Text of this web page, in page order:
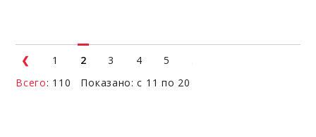
1 2 3 4
5
Всего: 110 Показано: с 11 по 20